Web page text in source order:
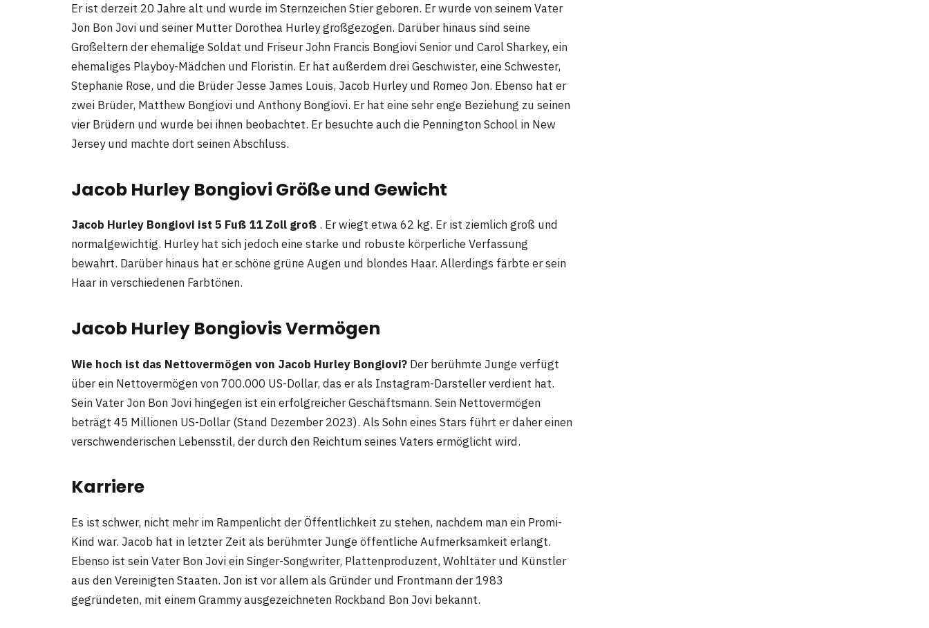
Er ist derzeit 20 Jahre alt und wurde im Sternzeichen Stier geboren. Er wurde von seinem Vater
Jon Bon Jovi und seiner Mutter Dorothea Hurley großgezogen. Darüber hinaus sind seine
Großeltern der ehemalige Soldat und Friseur John Francis Bongiovi Senior und Carol Sharkey, ein
ehemaliges Playboy-Mädchen und Floristin. Er hat außerdem drei Geschwister, eine Schwester,
Stephanie Rose, und die Brüder Jesse James Louis, Jacob Hurley und Romeo Jon. Ebenso hat er
zwei Brüder, Matthew Bongiovi und Anthony Bongiovi. Er hat eine sehr enge Beziehung zu seinen
vier Brüdern und wurde bei ihnen beobachtet. Er besuchte auch die Pennington School in New
Jersey und machte dort seinen Abschluss.
Jacob Hurley Bongiovi Größe und Gewicht
Jacob Hurley Bongiovi ist 5 Fuß 11 Zoll groß . Er wiegt etwa 62 kg. Er ist ziemlich groß und
normalgewichtig. Hurley hat sich jedoch eine starke und robuste körperliche Verfassung
bewahrt. Darüber hinaus hat er schöne grüne Augen und blondes Haar. Allerdings färbte er sein
Haar in verschiedenen Farbtönen.
Jacob Hurley Bongiovis Vermögen
Wie hoch ist das Nettovermögen von Jacob Hurley Bongiovi? Der berühmte Junge verfügt
über ein Nettovermögen von 700.000 US-Dollar, das er als Instagram-Darsteller verdient hat.
Sein Vater Jon Bon Jovi hingegen ist ein erfolgreicher Geschäftsmann. Sein Nettovermögen
beträgt 45 Millionen US-Dollar (Stand Dezember 2023). Als Sohn eines Stars führt er daher einen
verschwenderischen Lebensstil, der durch den Reichtum seines Vaters ermöglicht wird.
Karriere
Es ist schwer, nicht mehr im Rampenlicht der Öffentlichkeit zu stehen, nachdem man ein Promi-
Kind war. Jacob hat in letzter Zeit als berühmter Junge öffentliche Aufmerksamkeit erlangt.
Ebenso ist sein Vater Bon Jovi ein Singer-Songwriter, Plattenproduzent, Wohltäter und Künstler
aus den Vereinigten Staaten. Jon ist vor allem als Gründer und Frontmann der 1983
gegründeten, mit einem Grammy ausgezeichneten Rockband Bon Jovi bekannt.